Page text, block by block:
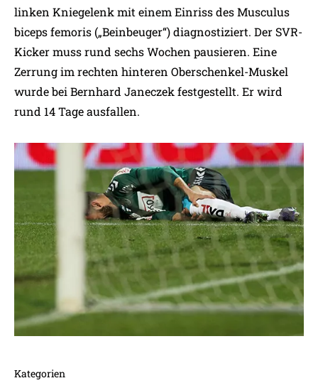
linken Kniegelenk mit einem Einriss des Musculus
biceps femoris („Beinbeuger“) diagnostiziert. Der SVR-
Kicker muss rund sechs Wochen pausieren. Eine
Zerrung im rechten hinteren Oberschenkel-Muskel
wurde bei Bernhard Janeczek festgestellt. Er wird
rund 14 Tage ausfallen.
Kategorien